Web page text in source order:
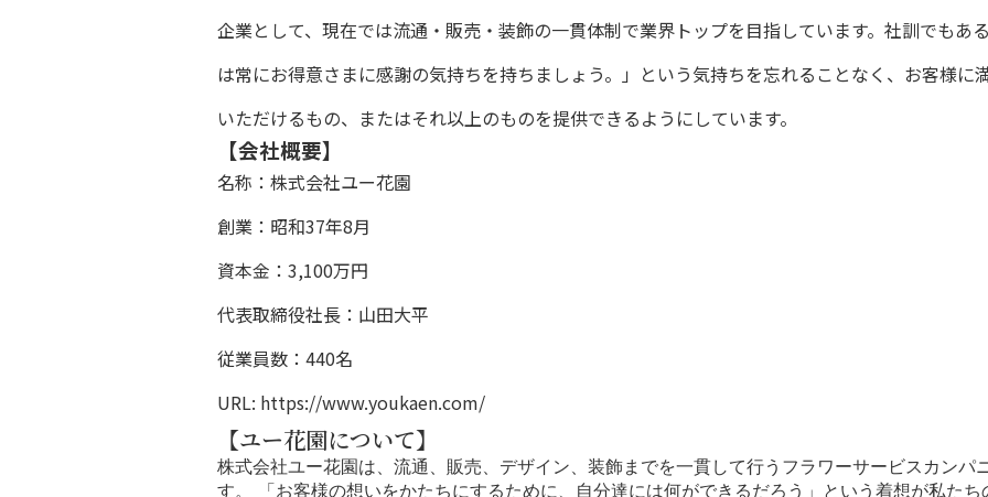
企業として、現在では流通・販売・装飾の一貫体制で業界トップを目指しています。社訓でもあ
は常にお得意さまに感謝の気持ちを持ちましょう。」という気持ちを忘れることなく、お客様に
いただけるもの、またはそれ以上のものを提供できるようにしています。
【会社概要】
名称：株式会社ユー花園
創業：昭和37年8月
資本金：3,100万円
代表取締役社長：山田大平
従業員数：440名
URL: https://www.youkaen.com/
【ユー花園について】
株式会社ユー花園は、流通、販売、デザイン、装飾までを一貫して行うフラワーサービスカンパ
す。 「お客様の想いをかたちにするために、自分達には何ができるだろう」という着想が私たち